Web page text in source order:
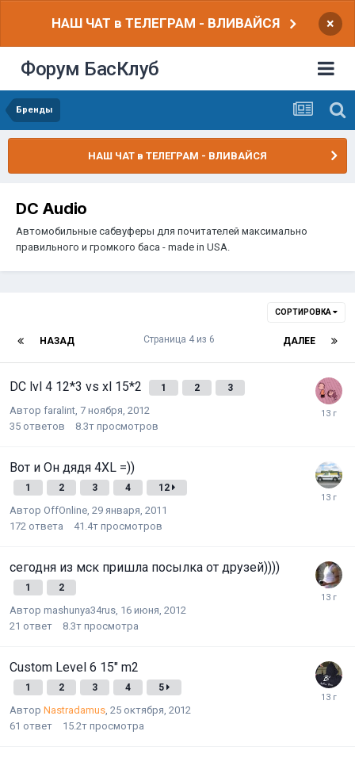
НАШ ЧАТ в ТЕЛЕГРАМ - ВЛИВАЙСЯ ×
Форум БасКлуб
Бренды
НАШ ЧАТ в ТЕЛЕГРАМ - ВЛИВАЙСЯ
DC Audio
Автомобильные сабвуферы для почитателей максимально
правильного и громкого баса - made in USA.
СОРТИРОВКА
НАЗАД ДАЛЕЕ
Страница 4 из 6
DC lvl 4 12*3 vs xl 15*2 1 2 3
Автор faralint 7 ноября, 2012
35 ответов 8.3т просмотров
Вот и Он дядя 4XL =))
1 2 3 4 12
Автор OffOnline 29 января, 2011
172 ответа 41.4т просмотров
сегодня из мск пришла посылка от друзей))))
1 2
Автор mashunya34rus 16 июня, 2012
21 ответ 8.3т просмотра
Сustom Level 6 15" m2
1 2 3 4 5
Автор Nastradamus 25 октября, 2012
61 ответ 15.2т просмотра